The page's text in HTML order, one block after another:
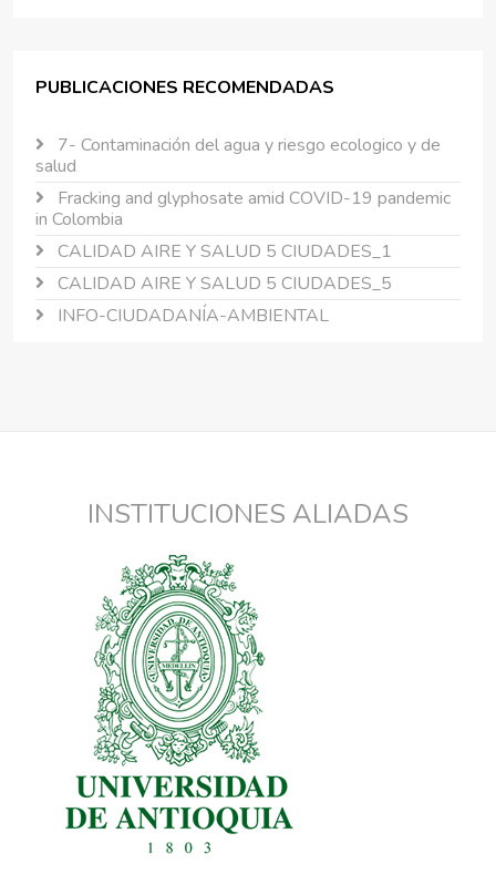
PUBLICACIONES RECOMENDADAS
7- Contaminación del agua y riesgo ecologico y de
salud
Fracking and glyphosate amid COVID-19 pandemic
in Colombia
CALIDAD AIRE Y SALUD 5 CIUDADES_1
CALIDAD AIRE Y SALUD 5 CIUDADES_5
INFO-CIUDADANÍA-AMBIENTAL
INSTITUCIONES ALIADAS